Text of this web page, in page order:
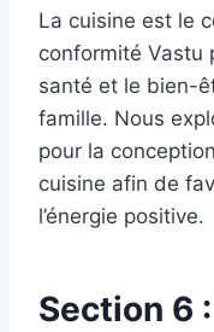
La cuisine est le
conformité Vastu
santé et le bien-
famille. Nous
pour la
cuisine afin de
l’énergie positive.
Section 6